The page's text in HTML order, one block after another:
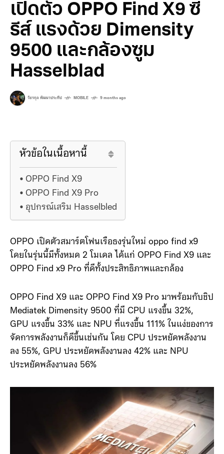
เปิดตัว OPPO Find X9 ซี
รีส์ แรงด้วย Dimensity
9500 และกล้องซูม
Hasselblad
วัชรกุล พัฒนาประทีป MOBILE 9 months ago
หัวข้อในเนื้อหานี้
OPPO Find X9
OPPO Find X9 Pro
อุปกรณ์เสริม Hasselbled
OPPO เปิดตัวสมาร์ตโฟนเรือธงรุ่นใหม่ oppo find x9
โดยในรุ่นนี้มีทั้งหมด 2 โมเดล ได้แก่ OPPO Find X9 และ
OPPO Find x9 Pro ที่ดีทั้งประสิทธิภาพและกล้อง
OPPO Find X9 และ OPPO Find X9 Pro มาพร้อมกับชิป
Mediatek Dimensity 9500 ที่มี CPU แรงขึ้น 32%,
GPU แรงขึ้น 33% และ NPU ที่แรงขึ้น 111% ในแง่ของการ
จัดการพลังงานก็ดีขึ้นเช่นกัน โดย CPU ประหยัดพลังงาน
ลง 55%, GPU ประหยัดพลังงานลง 42% และ NPU
ประหยัดพลังงานลง 56%